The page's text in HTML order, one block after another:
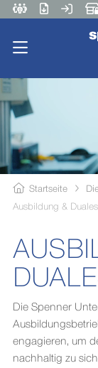
Startseite
Ausbildung &
Die Spenner
engagieren, um
nachhaltig zu